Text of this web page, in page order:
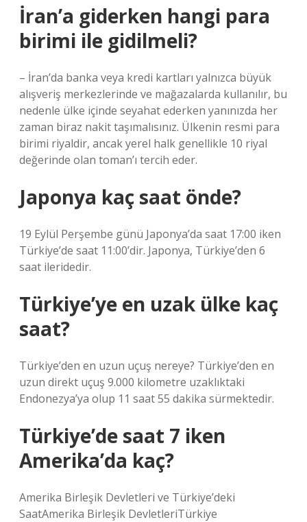
İran’a giderken hangi para
birimi ile gidilmeli?
– İran’da banka veya kredi kartları yalnızca büyük
alışveriş merkezlerinde ve mağazalarda kullanılır, bu
nedenle ülke içinde seyahat ederken yanınızda her
zaman biraz nakit taşımalısınız. Ülkenin resmi para
birimi riyaldir, ancak yerel halk genellikle 10 riyal
değerinde olan toman’ı tercih eder.
Japonya kaç saat önde?
19 Eylül Perşembe günü Japonya’da saat 17:00 iken
Türkiye’de saat 11:00’dir. Japonya, Türkiye’den 6
saat ileridedir.
Türkiye’ye en uzak ülke kaç
saat?
Türkiye’den en uzun uçuş nereye? Türkiye’den en
uzun direkt uçuş 9.000 kilometre uzaklıktaki
Endonezya’ya olup 11 saat 55 dakika sürmektedir.
Türkiye’de saat 7 iken
Amerika’da kaç?
Amerika Birleşik Devletleri ve Türkiye’deki
SaatAmerika Birleşik DevletleriTürkiye